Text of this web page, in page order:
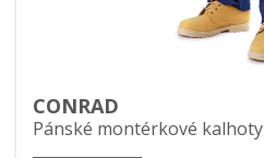
CONRAD
Pánské montérkové kalhoty